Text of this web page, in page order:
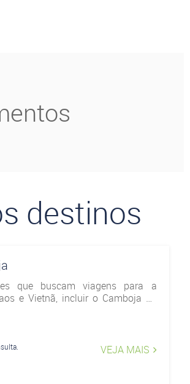
destinos
que buscam viagens para a
e Vietnã, incluir o Camboja no
em história e praias ótimas para
VEJA MAIS